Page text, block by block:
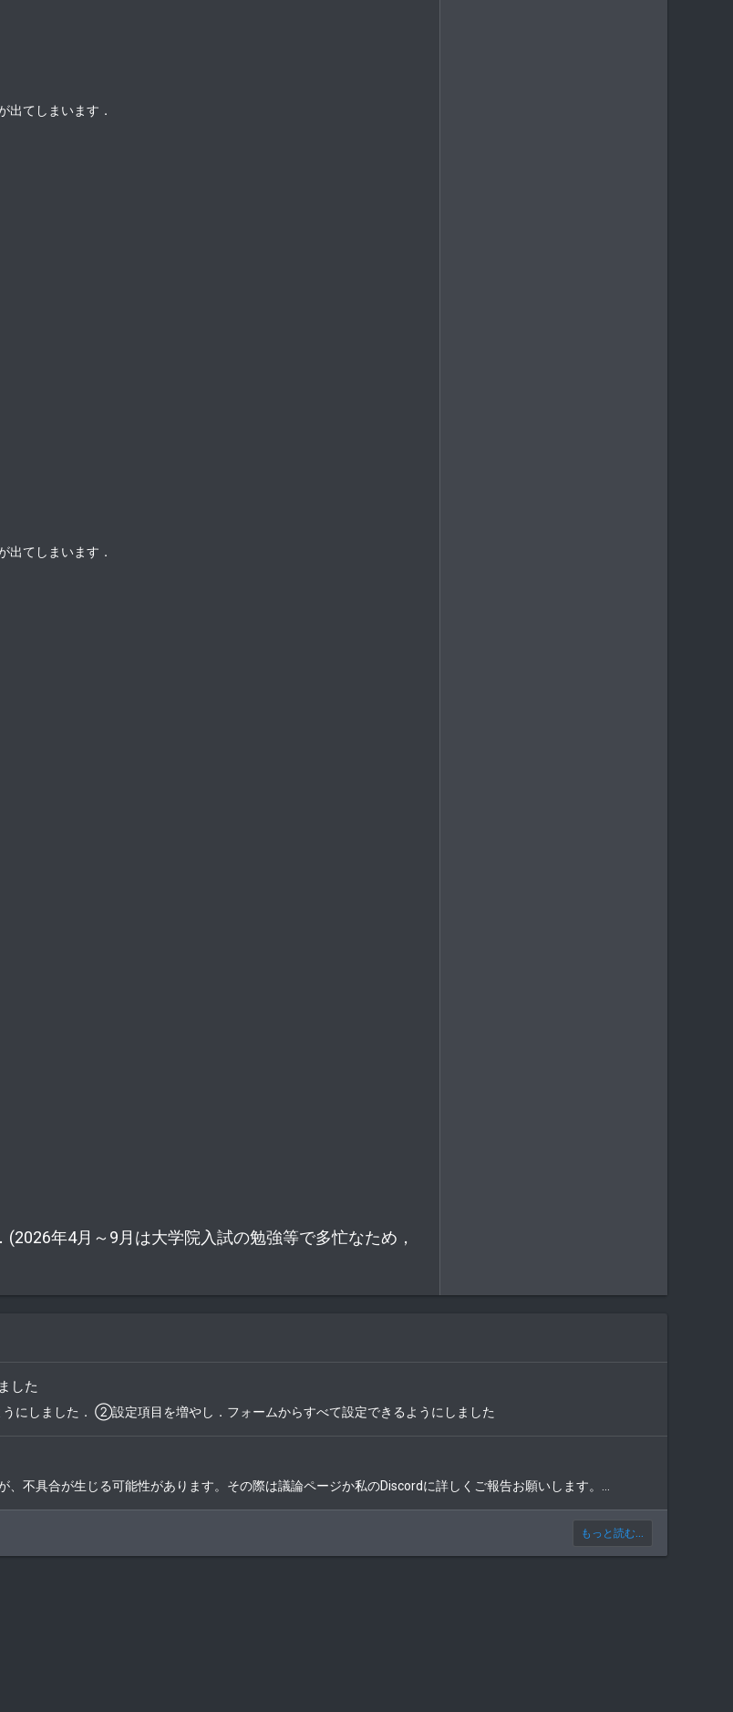
てしまいます．
てしまいます．
(2026年4月～9月は大学院入試の勉強等で多忙なため，
した
にしました． ②設定項目を増やし．フォームからすべて設定できるようにしました
不具合が生じる可能性があります。その際は議論ページか私のDiscordに詳しくご報告お願いします。...
もっと読む...